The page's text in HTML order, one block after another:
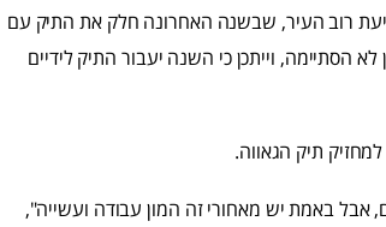
רוב העיר, שבשנה האחרונה חלק את התיק עם
הסתיימה, וייתכן כי השנה יעבור התיק לידיים
תיק הגאווה.
באמת יש מאחורי זה המון עבודה ועשייה",